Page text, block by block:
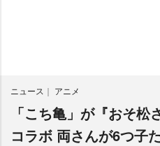
ニュース アニメ
「こち亀」が『おそ
コラボ 両さんが6つ子